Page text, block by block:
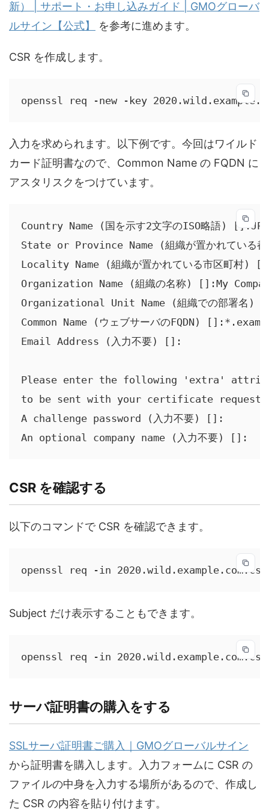
新） | サポート・お申し込みガイド | GMOグローバ
ルサイン【公式】
を参考に進めます。
CSR を作成します。
openssl req -new -key
入力を求められます。以下例です。今回はワイルド
カード証明書なので、Common Name の FQDN に
アスタリスクをつけています。
Country Name (国を示す2文字のISO略語) []:JP
State or Province Name (組織が置かれている
Locality Name (組織が置かれている市区町村)
Organization Name (組織の名称) []:My
Organizational Unit Name (組織での部署名)
Common Name (ウェブサーバのFQDN)
Email Address (入力不要) []:
Please enter the following 'extra'
to be sent with your certificate request
A challenge password (入力不要) []:
An optional company name (入力不要) []:
CSR を確認する
以下のコマンドで CSR を確認できます。
openssl req -in
Subject だけ表示することもできます。
openssl req -in
サーバ証明書の購入をする
SSLサーバ証明書ご購入｜GMOグローバルサイン
から証明書を購入します。入力フォームに CSR の
ファイルの中身を入力する場所があるので、作成し
た CSR の内容を貼り付けます。